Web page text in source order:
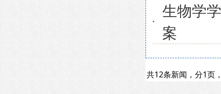
生物学
案
共12条新闻，分1页